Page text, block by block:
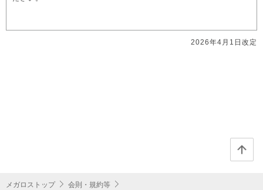
2026年4月1日改定
メガロストップ
会則・規約等